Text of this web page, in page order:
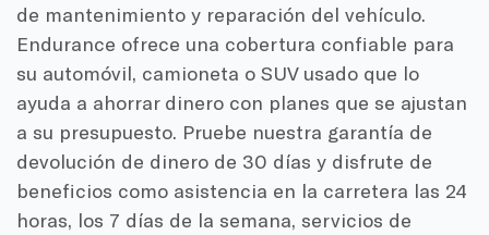
de mantenimiento y reparación del vehículo.
Endurance ofrece una cobertura confiable para
su automóvil, camioneta o SUV usado que lo
ayuda a ahorrar dinero con planes que se ajustan
a su presupuesto. Pruebe nuestra garantía de
devolución de dinero de 30 días y disfrute de
beneficios como asistencia en la carretera las 24
horas, los 7 días de la semana, servicios de